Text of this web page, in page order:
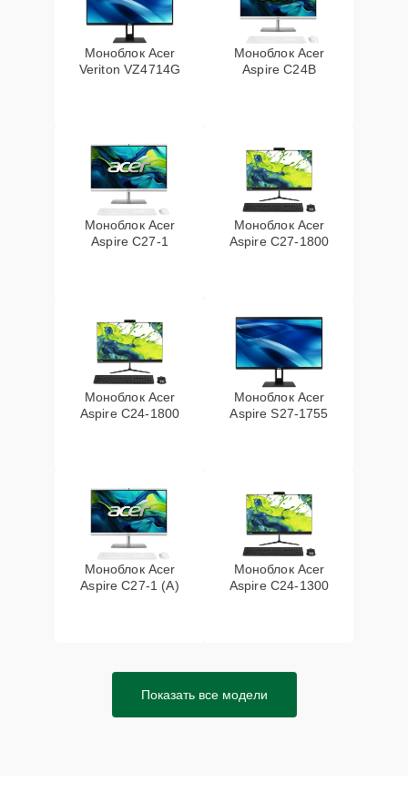
Моноблок Acer
Veriton VZ4714G
Моноблок Acer
Aspire C24B
Моноблок Acer
Aspire C27-1
Моноблок Acer
Aspire C27-1800
Моноблок Acer
Aspire C24-1800
Моноблок Acer
Aspire S27-1755
Моноблок Acer
Aspire C27-1 (A)
Моноблок Acer
Aspire C24-1300
Показать все модели